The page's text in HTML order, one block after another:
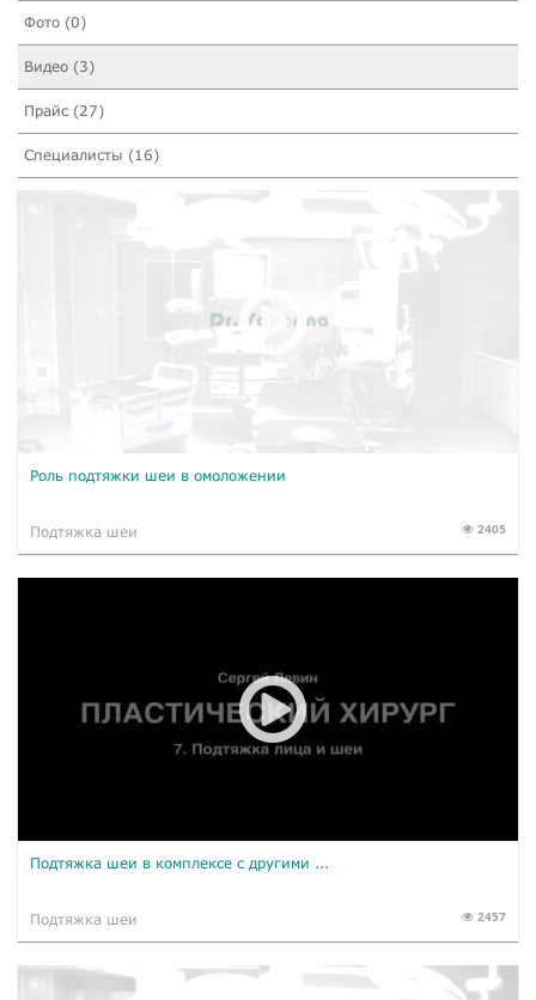
Фото (0)
Видео (3)
Прайс (27)
Специалисты (16)
Роль подтяжки шеи в омоложении
Подтяжка шеи 2405
Подтяжка шеи в комплексе с другими ...
Подтяжка шеи 2457